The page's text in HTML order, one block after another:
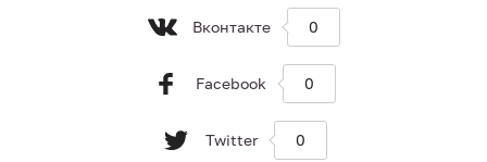
Вконтакте 0
Facebook 0
Twitter 0